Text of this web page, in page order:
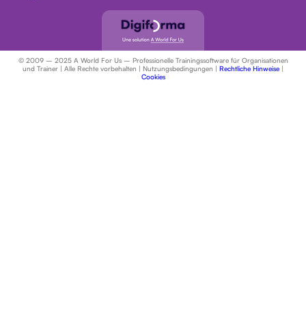
© 2009 – 2025 A World For Us – Professionelle Trainingssoftware für Organisationen
und Trainer | Alle Rechte vorbehalten | Nutzungsbedingungen | Rechtliche Hinweise |
Cookies